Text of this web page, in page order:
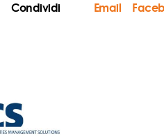
Condividi Email